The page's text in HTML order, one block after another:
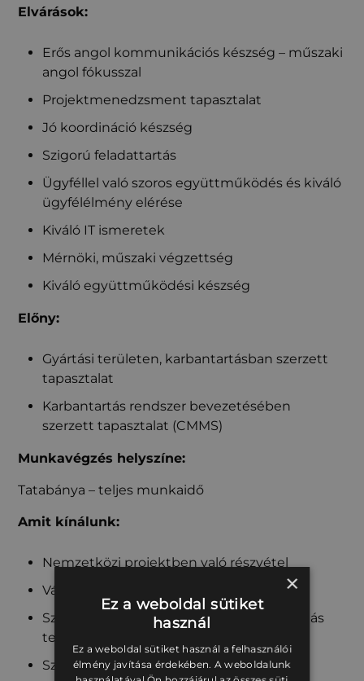
Elvárások:
Erős angol kommunikációs készség – műszaki
angol fókusszal
Projektmenedzsment tapasztalat
Jó koordináció készség
Szigorú feladattartás
Ügyféllel való szoros együttműködés és kiváló
ügyfélélmény elérése
Kiváló IT ismeretek
Mérnöki, műszaki végzettség
Kiváló együttműködési készség
Előny:
Gyártási területen, karbantartásban szerzett
tapasztalat
Karbantartás rendszer bevezetésében
szerzett tapasztalat (CMMS)
Munkavégzés helyszíne:
Tatabánya – teljes munkaidő
Amit kínálunk:
Nemzetközi projektben való részvétel
Változatos, sokrétű munka
Szakmai fejlődés lehetősége a karbantartás
tervezés és menedzsment területén
Szakmai tréningek
×
Ez a weboldal sütiket
használ
Ez a weboldal sütiket használ a felhasználói
élmény javítása érdekében. A weboldalunk